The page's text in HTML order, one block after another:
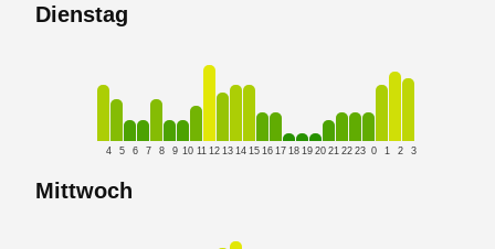
Dienstag
4 5 6 7 8 9 10 11 12 13 14 15 16 17 18 19 20 21 22 23 0 1 2 3
Mittwoch